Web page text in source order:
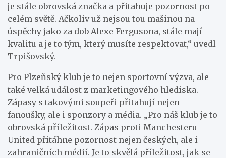
je stále obrovská značka a přitahuje pozornost po
celém světě. Ačkoliv už nejsou tou mašinou na
úspěchy jako za dob Alexe Fergusona, stále mají
kvalitu a je to tým, který musíte respektovat,“ uvedl
Trpišovský.
Pro Plzeňský klub je to nejen sportovní výzva, ale
také velká událost z marketingového hlediska.
Zápasy s takovými soupeři přitahují nejen
fanoušky, ale i sponzory a média. „Pro náš klub je to
obrovská příležitost. Zápas proti Manchesteru
United přitáhne pozornost nejen českých, ale i
zahraničních médií. Je to skvělá příležitost, jak se